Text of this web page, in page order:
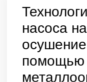
насоса
помощью